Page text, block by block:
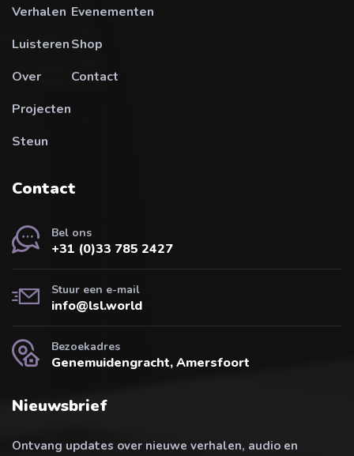
Verhalen
Luisteren
Over
Projecten
Steun
Evenementen
Shop
Contact
Contact
Bel ons
+31 (0)33 785 2427
Stuur een e-mail
info@lsl.world
Bezoekadres
Genemuidengracht, Amersfoort
Nieuwsbrief
Ontvang updates over nieuwe verhalen, audio en